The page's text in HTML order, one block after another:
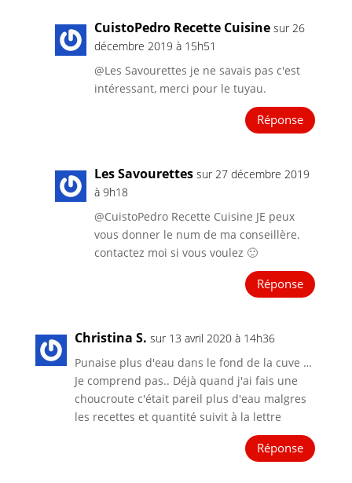
CuistoPedro Recette Cuisine sur 26
décembre 2019 à 15h51
@Les Savourettes je ne savais pas c'est
intéressant, merci pour le tuyau.
Réponse
Les Savourettes sur 27 décembre 2019
à 9h18
@CuistoPedro Recette Cuisine JE peux
vous donner le num de ma conseillère.
contactez moi si vous voulez 🙂
Réponse
Christina S. sur 13 avril 2020 à 14h36
Punaise plus d'eau dans le fond de la cuve …
Je comprend pas.. Déjà quand j'ai fais une
choucroute c'était pareil plus d'eau malgres
les recettes et quantité suivit à la lettre
Réponse